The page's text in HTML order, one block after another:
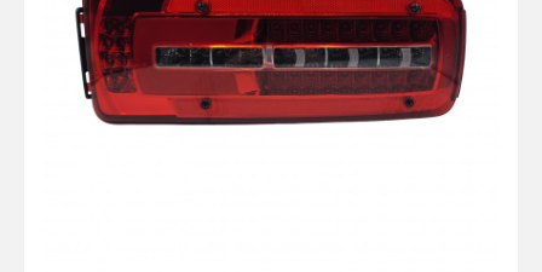
Брызговики
Запчасти кузова и зеркала
Малый коммерческий транспорт